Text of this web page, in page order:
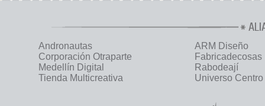
Andronautas
ARM Diseño
Corporación Otraparte
Fabricadecosas
Medellín Digital
Rabodeají
Tienda Multicreativa
Universo Centro